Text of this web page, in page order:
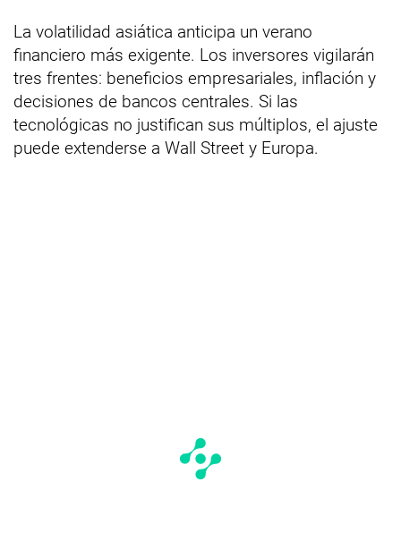
La volatilidad asiática anticipa un verano
financiero más exigente. Los inversores vigilarán
tres frentes: beneficios empresariales, inflación y
decisiones de bancos centrales. Si las
tecnológicas no justifican sus múltiplos, el ajuste
puede extenderse a Wall Street y Europa.